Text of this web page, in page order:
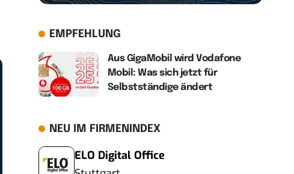
EMPFEHLUNG
Aus GigaMobil wird Vodafone
Mobil: Was sich jetzt für
Selbstständige ändert
NEU IM FIRMENINDEX
ELO Digital Office